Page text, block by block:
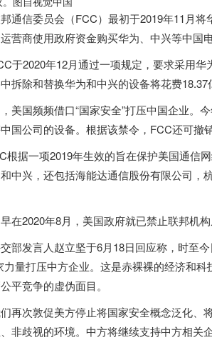
通信委员会（FCC）最初于2019年11月将
运营商使用政府资金购买华为、中兴等中国
2020年12月通过一项规定，要求采用华
拆除和替换华为和中兴的设备将花费18.37
美国频频借口“国家安全”打压中国企业。
国公司的设备。根据该禁令，FCC还可撤
据一项2019年生效的旨在保护美国通信
中兴，还包括海能达通信股份有限公司
2020年8月， 美国政府就已禁止联邦机
发言人赵立坚于6月18日回应称，时至今
力量打压中方企业。这是赤裸裸的经济和
平竞争的虚伪面目。
次敦促美方停止将国家安全概念泛化、
非歧视的环境。中方将继续支持中方相关